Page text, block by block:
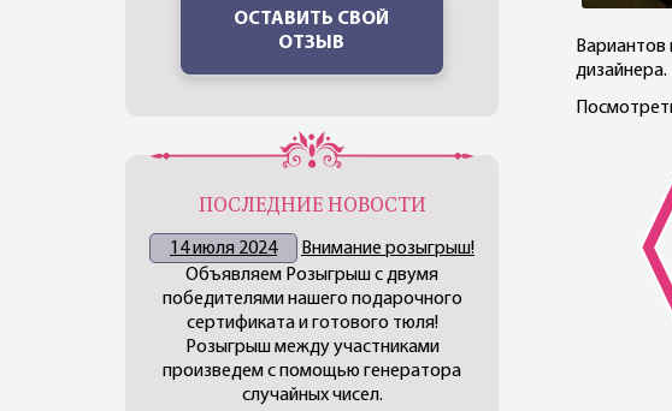
Вариантов
дизайнера.
ОСТАВИТЬ СВОЙ
ОТЗЫВ
ПОСЛЕДНИЕ НОВОСТИ
14 июля 2024
Внимание розыгрыш!
Объявляем Розыгрыш с двумя
победителями нашего подарочного
сертификата и готового тюля!
Розыгрыш между участниками
произведем с помощью генератора
случайных чисел.